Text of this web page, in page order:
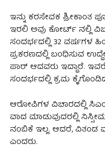
ಇನ್ನು ಕರಸೇವಕ ಶ್ರೀಕಾಂತ
ಇರಲಿ ಅವು‌ ಕೋರ್ಟ್ ನಲ್ಲಿ
ಸಂದರ್ಭದಲ್ಲಿ 32
ಪ್ರಕರಣದಲ್ಲಿ ಬಂಧಿಸುವ
ಪಾರ್ ಆದವರು ಇದ್ದಾರೆ.
ಸಂದರ್ಭದಲ್ಲಿ ಕ್ರಮ
ಆರೋಪಿಗಳ ವಿಚಾರದಲ್ಲಿ
ವಾದ ಮಾಡುವುದರಲ್ಲಿ
ನಂಬಿಕೆ ಇಲ್ಲ. ಆದರೆ, ವಿತಂಡ
ಎಂದರು.